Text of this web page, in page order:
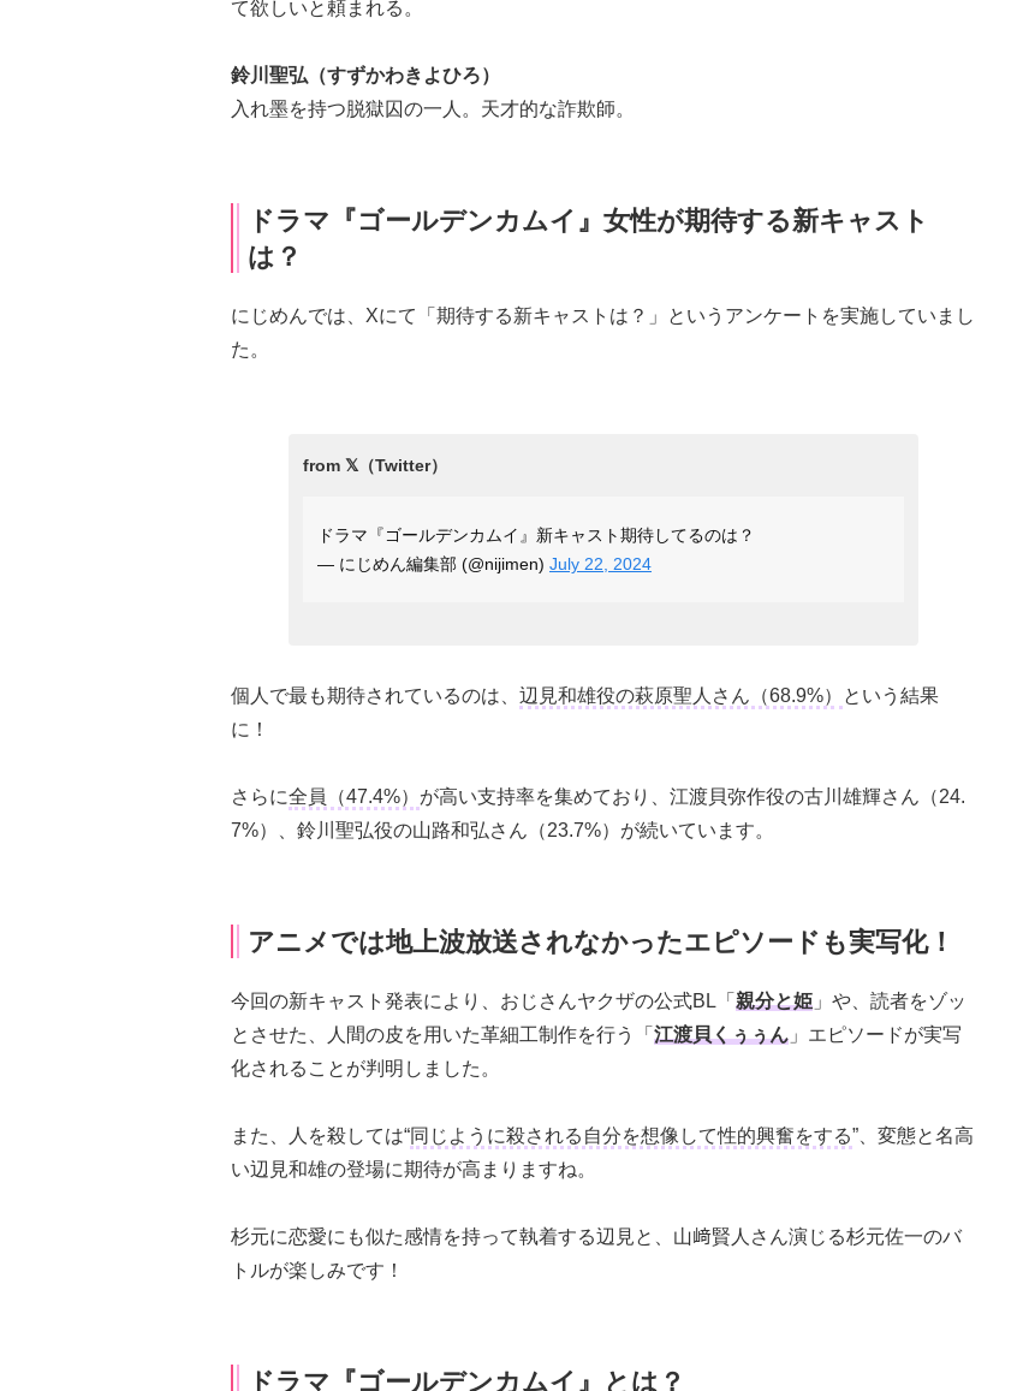
て欲しいと頼まれる。
鈴川聖弘（すずかわきよひろ）
入れ墨を持つ脱獄囚の一人。天才的な詐欺師。
ドラマ『ゴールデンカムイ』女性が期待する新キャスト
は？
にじめんでは、Xにて「期待する新キャストは？」というアンケートを実施していまし
た。
ドラマ『ゴールデンカムイ』新キャスト期待してるのは？
— にじめん編集部 (@nijimen) July 22, 2024
個人で最も期待されているのは、 辺見和雄役の萩原聖人さん（68.9%）
という結果
に！
さらに全員（47.4%） が高い支持率を集めており、江渡貝弥作役の古川雄輝さん（24.
7%）、鈴川聖弘役の山路和弘さん（23.7%）が続いています。
アニメでは地上波放送されなかったエピソードも実写化！
今回の新キャスト発表により、おじさんヤクザの公式BL「 親分と姫 」や、読者をゾッ
とさせた、人間の皮を用いた革細工制作を行う「 江渡貝くぅぅん 」エピソードが実写
化されることが判明しました。
また、人を殺しては“同じように殺される自分を想像して性的興奮をする”、変態と名高
い辺見和雄の登場に期待が高まりますね。
杉元に恋愛にも似た感情を持って執着する辺見と、山﨑賢人さん演じる杉元佐一のバ
トルが楽しみです！
ドラマ『ゴールデンカムイ』とは？